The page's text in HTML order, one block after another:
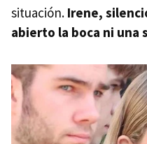
situación. Irene,
abierto la boca ni una